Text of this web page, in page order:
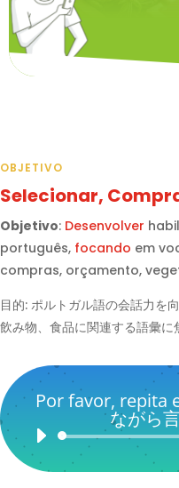
OBJETIVO
Selecionar,
Objetivo: Desenvolver
português, focando em
compras, orçamento,
目的: ポルトガル語の会話力を
飲み物、食品に関連する語彙に
Por favor, repita
ながら